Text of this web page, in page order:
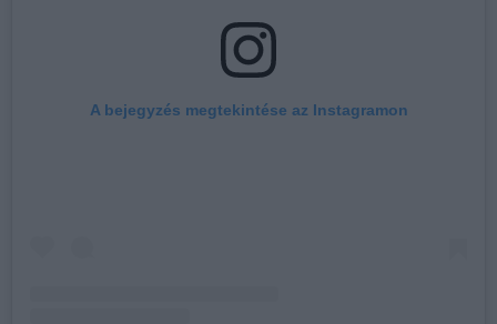
A bejegyzés megtekintése az Instagramon